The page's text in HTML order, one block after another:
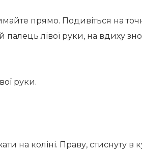
прямо. Подивіться на
лівої руки, на вдиху
руки.
на коліні. Праву, стиснуту в